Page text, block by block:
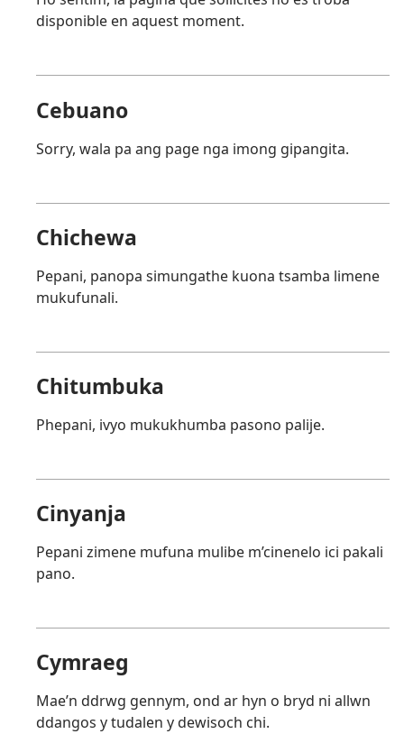
disponible en aquest moment.
Cebuano
Sorry, wala pa ang page nga imong gipangita.
Chichewa
Pepani, panopa simungathe kuona tsamba limene
mukufunali.
Chitumbuka
Phepani, ivyo mukukhumba pasono palije.
Cinyanja
Pepani zimene mufuna mulibe m’cinenelo ici pakali
pano.
Cymraeg
Mae’n ddrwg gennym, ond ar hyn o bryd ni allwn
ddangos y tudalen y dewisoch chi.